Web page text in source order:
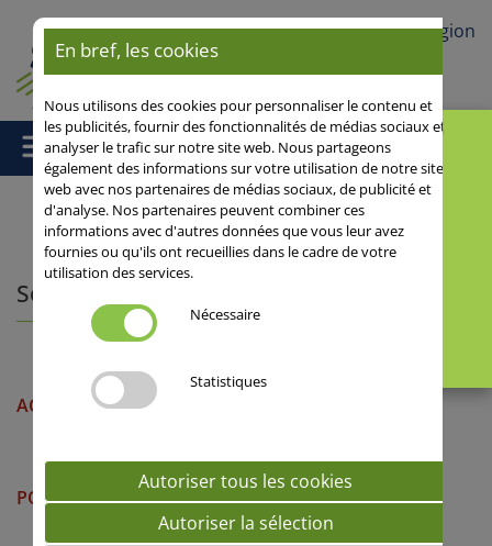
Accueil/Oléo-protéagineux/ Soja
Soja
ACARDIA
POCAHONTAS
En bref, les cookies
Nous utilisons des cookies pour personnaliser le contenu et
les publicités, fournir des fonctionnalités de médias sociaux et
analyser le trafic sur notre site web. Nous partageons
également des informations sur votre utilisation de notre site
web avec nos partenaires de médias sociaux, de publicité et
d'analyse. Nos partenaires peuvent combiner ces
informations avec d'autres données que vous leur avez
fournies ou qu'ils ont recueillies dans le cadre de votre
utilisation des services.
Nécessaire
Statistiques
Autoriser tous les cookies
Autoriser la sélection